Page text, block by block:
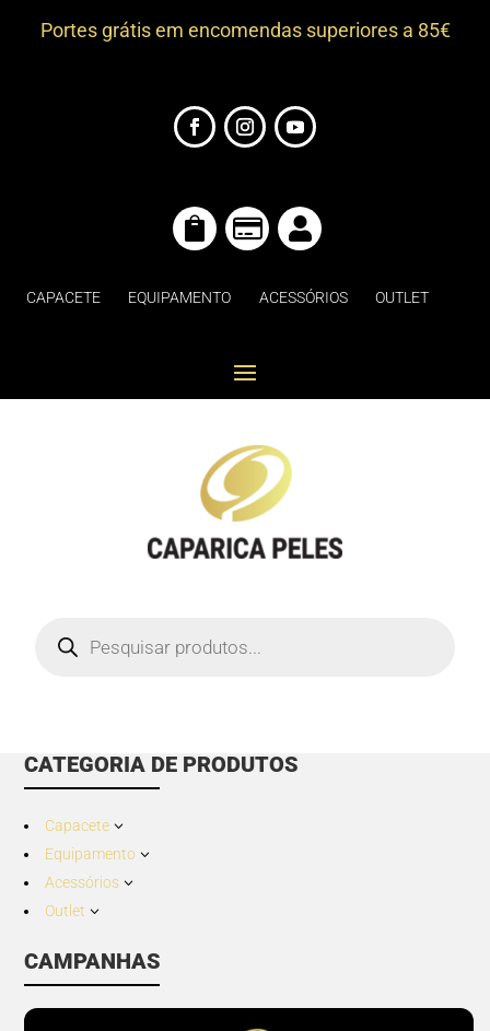
Portes grátis em encomendas superiores a 85€
  
CAPACETE EQUIPAMENTO ACESSÓRIOS OUTLET
search
CATEGORIA DE PRODUTOS
Capacete 3
Equipamento 3
Acessórios 3
Outlet 3
CAMPANHAS